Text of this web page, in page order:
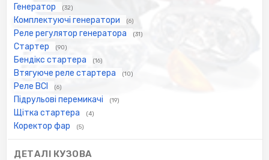
Генератор (32)
Комплектуючі генератори (6)
Реле регулятор генератора (31)
Стартер (90)
Бендікс стартера (16)
Втягуюче реле стартера (10)
Реле ВСІ (6)
Підрульові перемикачі (19)
Щітка стартера (4)
Коректор фар (5)
ДЕТАЛІ КУЗОВА